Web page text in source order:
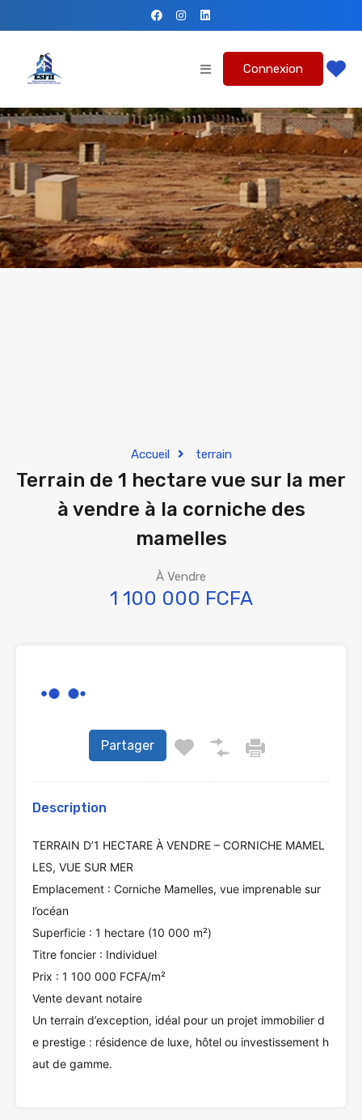
Connexion
Accueil terrain
Terrain de 1 hectare vue sur la mer
à vendre à la corniche des
mamelles
À Vendre
1 100 000 FCFA
Partager
Description
TERRAIN D’1 HECTARE À VENDRE – CORNICHE MAMEL
LES, VUE SUR MER
Emplacement : Corniche Mamelles, vue imprenable sur
l’océan
Superficie : 1 hectare (10 000 m²)
Titre foncier : Individuel
Prix : 1 100 000 FCFA/m²
Vente devant notaire
Un terrain d’exception, idéal pour un projet immobilier d
e prestige : résidence de luxe, hôtel ou investissement h
aut de gamme.